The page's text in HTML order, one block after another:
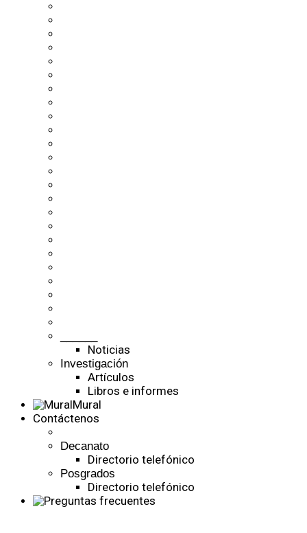
Noticias
Investigación
Artículos
Libros e informes
Mural
Contáctenos
Decanato
Directorio telefónico
Posgrados
Directorio telefónico